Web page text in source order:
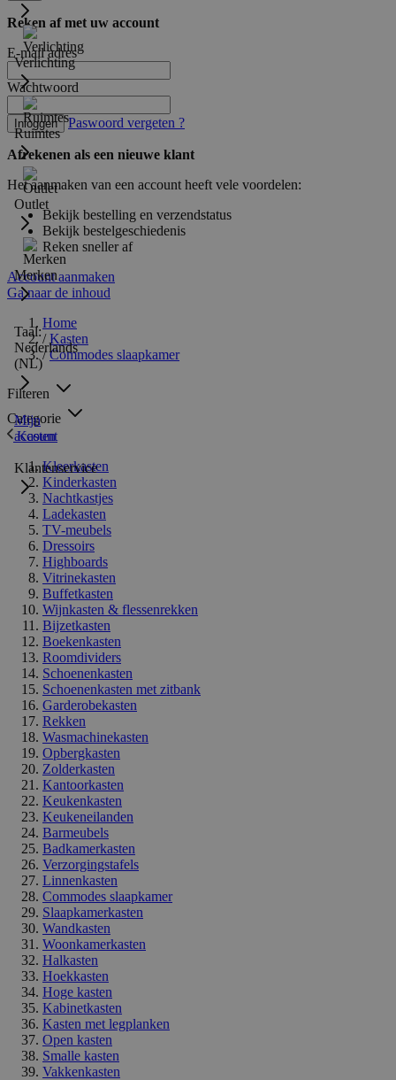
Verlichting
Ruimtes
Outlet
Merken
Taal:
Nederlands
(NL)
Mijn
account
Klantenservice
Reken af met uw account
E-mail adres
Wachtwoord
Inloggen Paswoord vergeten ?
Afrekenen als een nieuwe klant
Het aanmaken van een account heeft vele voordelen:
Bekijk bestelling en verzendstatus
Bekijk bestelgeschiedenis
Reken sneller af
Account aanmaken
Ga naar de inhoud
Home
/ Kasten
/ Commodes slaapkamer
Filteren
Categorie
Kasten
Kleerkasten
Kinderkasten
Nachtkastjes
Ladekasten
TV-meubels
Dressoirs
Highboards
Vitrinekasten
Buffetkasten
Wijnkasten & flessenrekken
Bijzetkasten
Boekenkasten
Roomdividers
Schoenenkasten
Schoenenkasten met zitbank
Garderobekasten
Rekken
Wasmachinekasten
Opbergkasten
Zolderkasten
Kantoorkasten
Keukenkasten
Keukeneilanden
Barmeubels
Badkamerkasten
Verzorgingstafels
Linnenkasten
Commodes slaapkamer
Slaapkamerkasten
Wandkasten
Woonkamerkasten
Halkasten
Hoekkasten
Hoge kasten
Kabinetkasten
Kasten met legplanken
Open kasten
Smalle kasten
Vakkenkasten